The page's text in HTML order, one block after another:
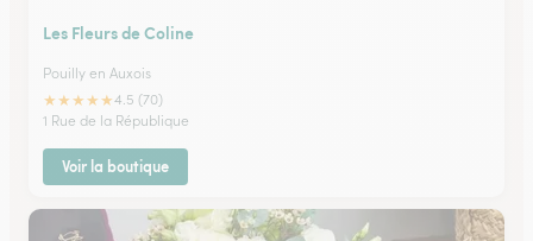
Les Fleurs de Coline
Pouilly en Auxois
★★★★★4.5 (70)
1 Rue de la République
Voir la boutique